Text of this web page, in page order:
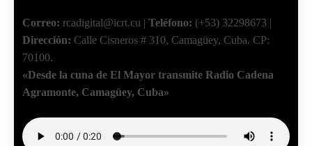
Correo: rcadigital@icrt.cu | Teléfono: (+53) 32298673 |
Dirección: Calle Cisneros # 310, Camagüey, Cuba. CP:
70100.
«Desde la cuna de El Mayor transmite Radio Cadena
Agramonte, Camagüey, Cuba»